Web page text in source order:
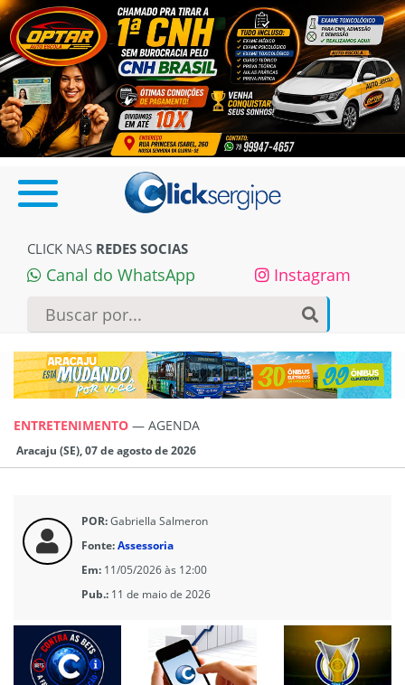
CLICK NAS REDES SOCIAS
Canal do WhatsApp Instagram
ENTRETENIMENTO — AGENDA
Aracaju (SE), 07 de agosto de 2026
POR:Gabriella Salmeron
Fonte:Assessoria
Em: 11/05/2026 às 12:00
Pub.: 11 de maio de 2026